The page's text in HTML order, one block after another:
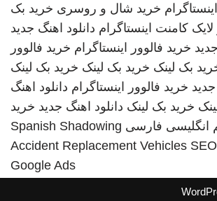
خرید شال و روسری خرید بک
کامنت اینستاگرام دانلود اهنگ جدید
خرید فالوور اینستاگرام خرید فالوور
بک لینک خرید بک لینک خرید بک لینک
خرید فالوور اینستاگرام دانلود اهنگ
خرید بک لینک دانلود اهنگ جدید خرید
انگلیسی فارسی Spanish Shadowing
Accident Replacement Vehicles SEO
Google Ads